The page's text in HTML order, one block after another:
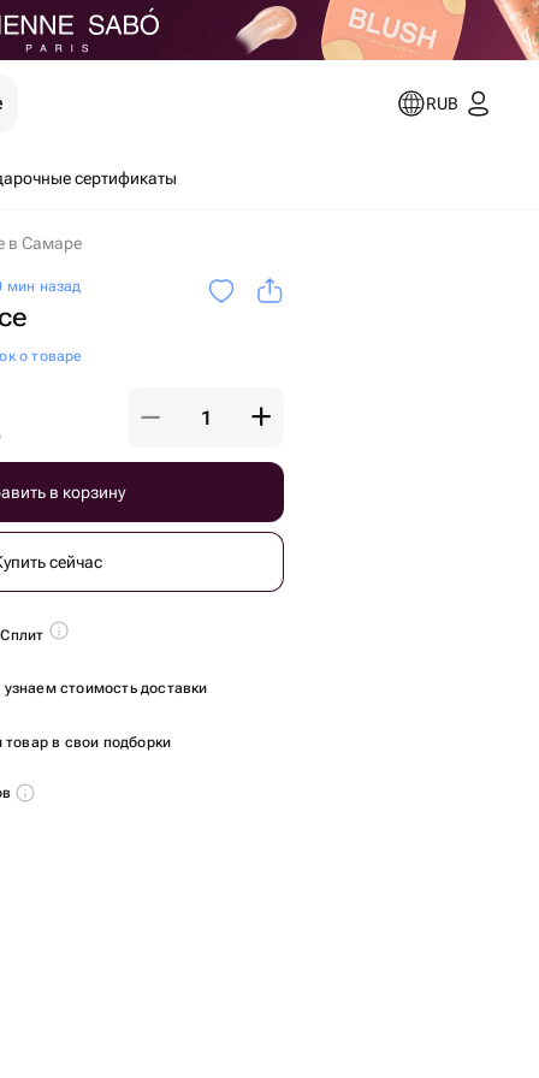
RUB
сертификаты
в Самаре
мин назад
о товаре
в корзину
сейчас
стоимость доставки
в свои подборки